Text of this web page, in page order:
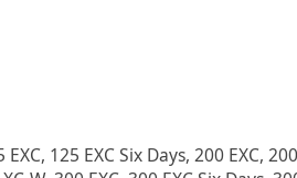
125 EXC Six Days, 200 EXC,